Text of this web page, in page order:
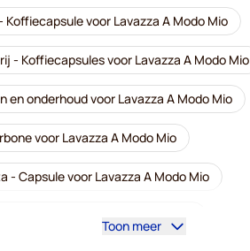
Koffiecapsule voor Lavazza A Modo Mio
- Koffiecapsules voor Lavazza A Modo Mio
en onderhoud voor Lavazza A Modo Mio
voor Lavazza A Modo Mio
- Capsule voor Lavazza A Modo Mio
Toon meer